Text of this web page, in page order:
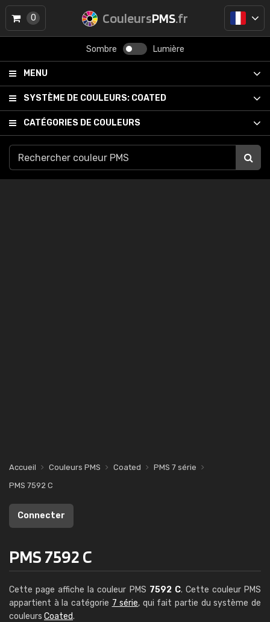
CouleursPMS.fr
Sombre Lumière
MENU
SYSTÈME DE COULEURS: COATED
CATÉGORIES DE COULEURS
0
Accueil Couleurs PMS Coated
PMS 7 série
PMS 7592 C
Connecter
PMS 7592 C
Cette page affiche la couleur PMS 7592 C. Cette couleur PMS
appartient à la catégorie 7 série, qui fait partie du système de
couleurs Coated.